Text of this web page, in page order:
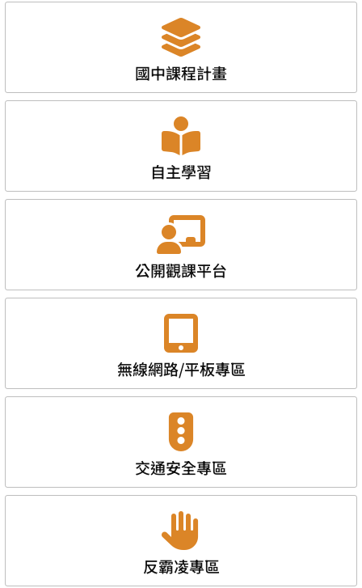
國中課程計畫
自主學習
公開觀課平台
無線網路/平板專區
交通安全專區
反霸凌專區